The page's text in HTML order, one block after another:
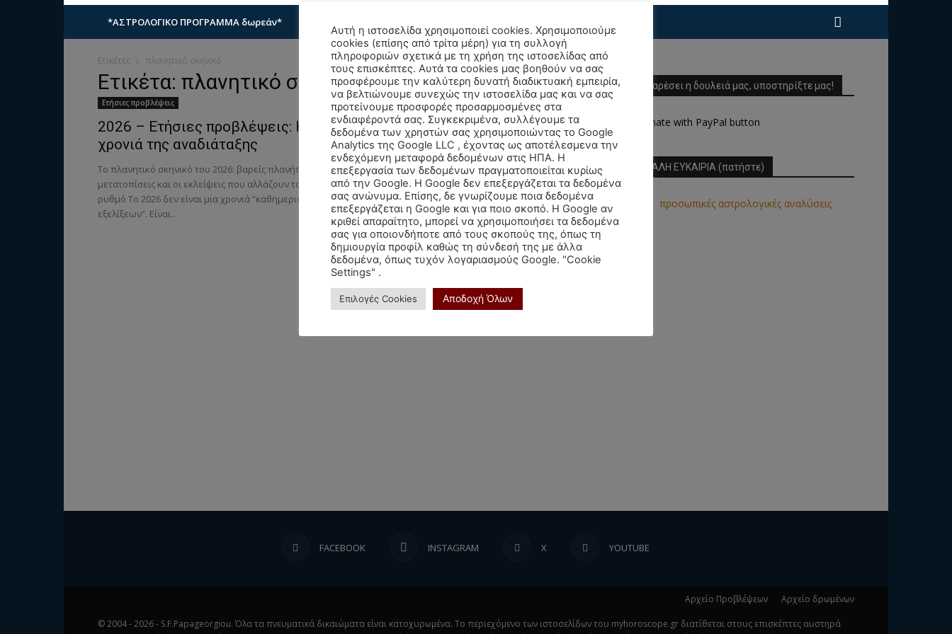
*ΑΣΤΡΟΛΟΓΙΚΟ ΠΡΟΓΡΑΜΜΑ δωρεάν*
Ετικέτες πλανητικό σκηνικό
Ετικέτα: πλανητικό σκηνικό
Ετήσιες προβλέψεις
2026 – Ετήσιες προβλέψεις: Η
χρονιά της αναδιάταξης
Το πλανητικό σκηνικό του 2026: βαρείς πλανήτες,
μετατοπίσεις και οι εκλείψεις που αλλάζουν τον
ρυθμό Το 2026 δεν είναι μια χρονιά “καθημερινών
εξελίξεων”. Είναι...
Σας αρέσει η δουλειά μας, υποστηρίξτε μας!
ΜΕΓΑΛΗ ΕΥΚΑΙΡΙΑ (πατήστε)
FACEBOOK INSTAGRAM X YOUTUBE
Αρχείο Προβλέψεων Αρχείο δρωμένων
© 2004 - 2026 - S.F.Papageorgiou. Όλα τα πνευματικά δικαιώματα είναι κατοχυρωμένα. Το περιεχόμενο των ιστοσελίδων του myhoroscope.gr διατίθεται στους επισκέπτες αυστηρά
Αυτή η ιστοσελίδα χρησιμοποιεί cookies. Χρησιμοποιούμε
cookies (επίσης από τρίτα μέρη) για τη συλλογή
πληροφοριών σχετικά με τη χρήση της ιστοσελίδας από
τους επισκέπτες. Αυτά τα cookies μας βοηθούν να σας
προσφέρουμε την καλύτερη δυνατή διαδικτυακή εμπειρία,
να βελτιώνουμε συνεχώς την ιστοσελίδα μας και να σας
προτείνουμε προσφορές προσαρμοσμένες στα
ενδιαφέροντά σας. Συγκεκριμένα, συλλέγουμε τα
δεδομένα των χρηστών σας χρησιμοποιώντας το Google
Analytics της Google LLC , έχοντας ως αποτέλεσμενα την
ενδεχόμενη μεταφορά δεδομένων στις ΗΠΑ. Η
επεξεργασία των δεδομένων πραγματοποιείται κυρίως
από την Google. Η Google δεν επεξεργάζεται τα δεδομένα
σας ανώνυμα. Επίσης, δε γνωρίζουμε ποια δεδομένα
επεξεργάζεται η Google και για ποιο σκοπό. Η Google αν
κριθεί απαραίτητο, μπορεί να χρησιμοποιήσει τα δεδομένα
σας για οποιονδήποτε από τους σκοπούς της, όπως τη
δημιουργία προφίλ καθώς τη σύνδεσή της με άλλα
δεδομένα, όπως τυχόν λογαριασμούς Google. "Cookie
Settings" .
Επιλογές Cookies Αποδοχή Όλων